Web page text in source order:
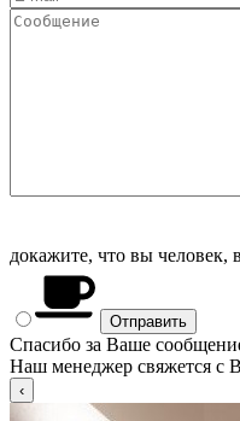
докажите, что вы человек,
Спасибо за Ваше
Наш менеджер свяжется с